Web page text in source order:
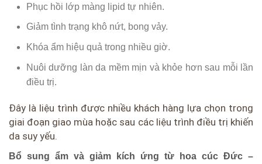
Phục hồi lớp màng lipid tự nhiên.
Giảm tình trạng khô nứt, bong vảy.
Khóa ẩm hiệu quả trong nhiều giờ.
Nuôi dưỡng làn da mềm mịn và khỏe hơn sau mỗi lần
điều trị.
Đây là liệu trình được nhiều khách hàng lựa chọn trong
giai đoạn giao mùa hoặc sau các liệu trình điều trị khiến
da suy yếu.
Bổ sung ẩm và giảm kích ứng từ hoa cúc Đức –